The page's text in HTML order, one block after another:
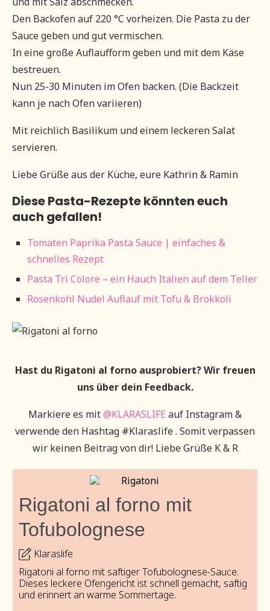
Den Backofen auf 220 °C vorheizen. Die Pasta zu der
Sauce geben und gut vermischen.
In eine große Auflaufform geben und mit dem Käse
bestreuen.
Nun 25-30 Minuten im Ofen backen. (Die Backzeit
kann je nach Ofen variieren)
Mit reichlich Basilikum und einem leckeren Salat
servieren.
Liebe Grüße aus der Küche, eure Kathrin & Ramin
Diese Pasta-Rezepte könnten euch
auch gefallen!
Tomaten Paprika Pasta Sauce | einfaches &
schnelles Rezept
Pasta Tri Colore – ein Hauch Italien auf dem Teller
Rosenkohl Nudel Auflauf mit Tofu & Brokkoli
Hast du Rigatoni al forno ausprobiert? Wir freuen
uns über dein Feedback.
Markiere es mit@KLARASLIFE auf Instagram &
verwende den Hashtag #Klaraslife . Somit verpassen
wir keinen Beitrag von dir! Liebe Grüße K & R
Rigatoni al forno mit
Tofubolognese
Klaraslife
Rigatoni al forno mit saftiger Tofubolognese-Sauce.
Dieses leckere Ofengericht ist schnell gemacht, saftig
und erinnert an warme Sommertage.